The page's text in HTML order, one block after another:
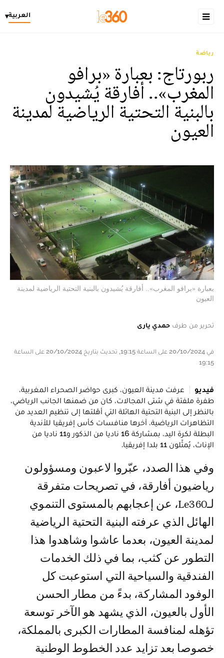
العربية▾
رياضة
ربورتاج: بعبارة «برافو
المغرب».. أفارقة يُشيدون
بالبنية التحتية الرياضية لمدينة
العيون
بعبارة «برافو المغرب».. أفارقة يُشيدون بالبنية التحتية الرياضية لمدينة
العيون
تحرير من طرف حمدي يارى
في 20/10/2024 على الساعة 19:15, تحديث بتاريخ 20/10/2024 على الساعة
19:15
فيديو
عرفت مدينة العيون، كبرى حواضر الصحراء المغربية،
طفرة ملفتة في شتى المجالات، كان من ضمنها الجانب الرياضي،
بالنظر إلى البنية التحتية الهائلة التي أهّلتها إلى تنظيم العديد من
التظاهرات الرياضية، آخرها منافسات كأس إفريقيا للأندية
البطلة لكرة اليد، بمشاركة 16 ناديا من الذكور و11 ناديا من
الإناث، يُمثّلون 11 بلدا إفريقيا.
وفي هذا الصدد، عبّروا لاعبون ومسؤولون
رياضيون أفارقة، في تصريحات متفرقة
لـLe360، عن إعجابهم بالمستوى التنموي
الهائل الذي عرفته البنية التحتية الرياضية
لمدينة العيون، بعدما عاشوا وشاهدوا هذا
التطور عن كثب، بما في ذلك الخدمات
الفندقية والسياحية التي استوعبت كل
الوفود المشاركة، بدءً من مطار الحسن
الأول بالعيون، الذي يشهد هو الآخر توسعة
تؤهله لمنافسة المطارات الكبرى بالمملكة،
خصوصا بعد تزايد عدد الخطوط الوطنية